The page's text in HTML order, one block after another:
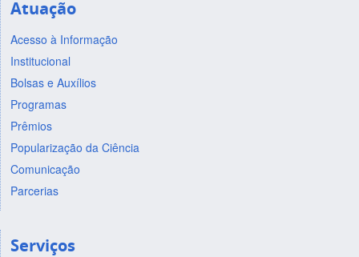
Atuação
Acesso à Informação
Institucional
Bolsas e Auxílios
Programas
Prêmios
Popularização da Ciência
Comunicação
Parcerias
Serviços